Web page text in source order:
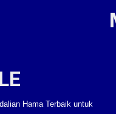
Hama Terbaik untuk